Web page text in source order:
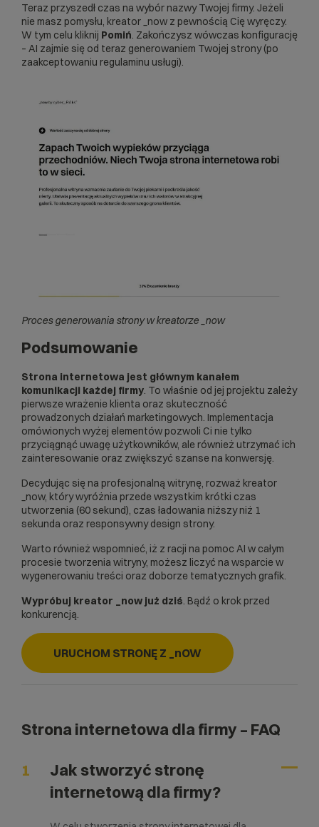
Teraz przyszedł czas na wybór nazwy Twojej firmy. Jeżeli
nie masz pomysłu, kreator _now z pewnością Cię wyręczy.
W tym celu kliknij Pomiń . Zakończysz wówczas konfigurację
– AI zajmie się od teraz generowaniem Twojej strony (po
zaakceptowaniu regulaminu usługi).
Proces generowania strony w kreatorze _now
Podsumowanie
Strona internetowa jest głównym kanałem
komunikacji każdej firmy. To właśnie od jej projektu zależy
pierwsze wrażenie klienta oraz skuteczność
prowadzonych działań marketingowych. Implementacja
omówionych wyżej elementów pozwoli Ci nie tylko
przyciągnąć uwagę użytkowników, ale również utrzymać ich
zainteresowanie oraz zwiększyć szanse na konwersję.
Decydując się na profesjonalną witrynę, rozważ kreator
_now, który wyróżnia przede wszystkim krótki czas
utworzenia (60 sekund), czas ładowania niższy niż 1
sekunda oraz responsywny design strony.
Warto również wspomnieć, iż z racji na pomoc AI w całym
procesie tworzenia witryny, możesz liczyć na wsparcie w
wygenerowaniu treści oraz doborze tematycznych grafik.
Wypróbuj kreator _now już dziś. Bądź o krok przed
konkurencją.
URUCHOM STRONĘ Z _nOW
Strona internetowa dla firmy – FAQ
1
Jak stworzyć stronę
internetową dla firmy?